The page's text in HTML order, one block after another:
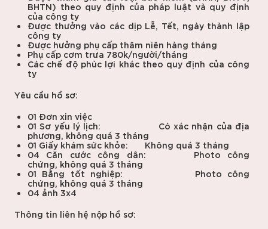
BHTN) theo quy định của pháp luật và quy định
của công ty
Được thưởng vào các dịp Lễ, Tết, ngày thành lập
công ty
Được hưởng phụ cấp thâm niên hàng tháng
Phụ cấp cơm trưa 780k/người/tháng
Các chế độ phúc lợi khác theo quy định của công
ty
Yêu cầu hồ sơ:
01 Đơn xin việc
01 Sơ yếu lý lịch: Có xác nhận của địa
phương, không quá 3 tháng
01 Giấy khám sức khỏe: Không quá 3 tháng
04 Căn cước công dân: Photo công
chứng, không quá 3 tháng
01 Bằng tốt nghiệp: Photo công
chứng, không quá 3 tháng
04 ảnh 3x4
Thông tin liên hệ nộp hồ sơ: